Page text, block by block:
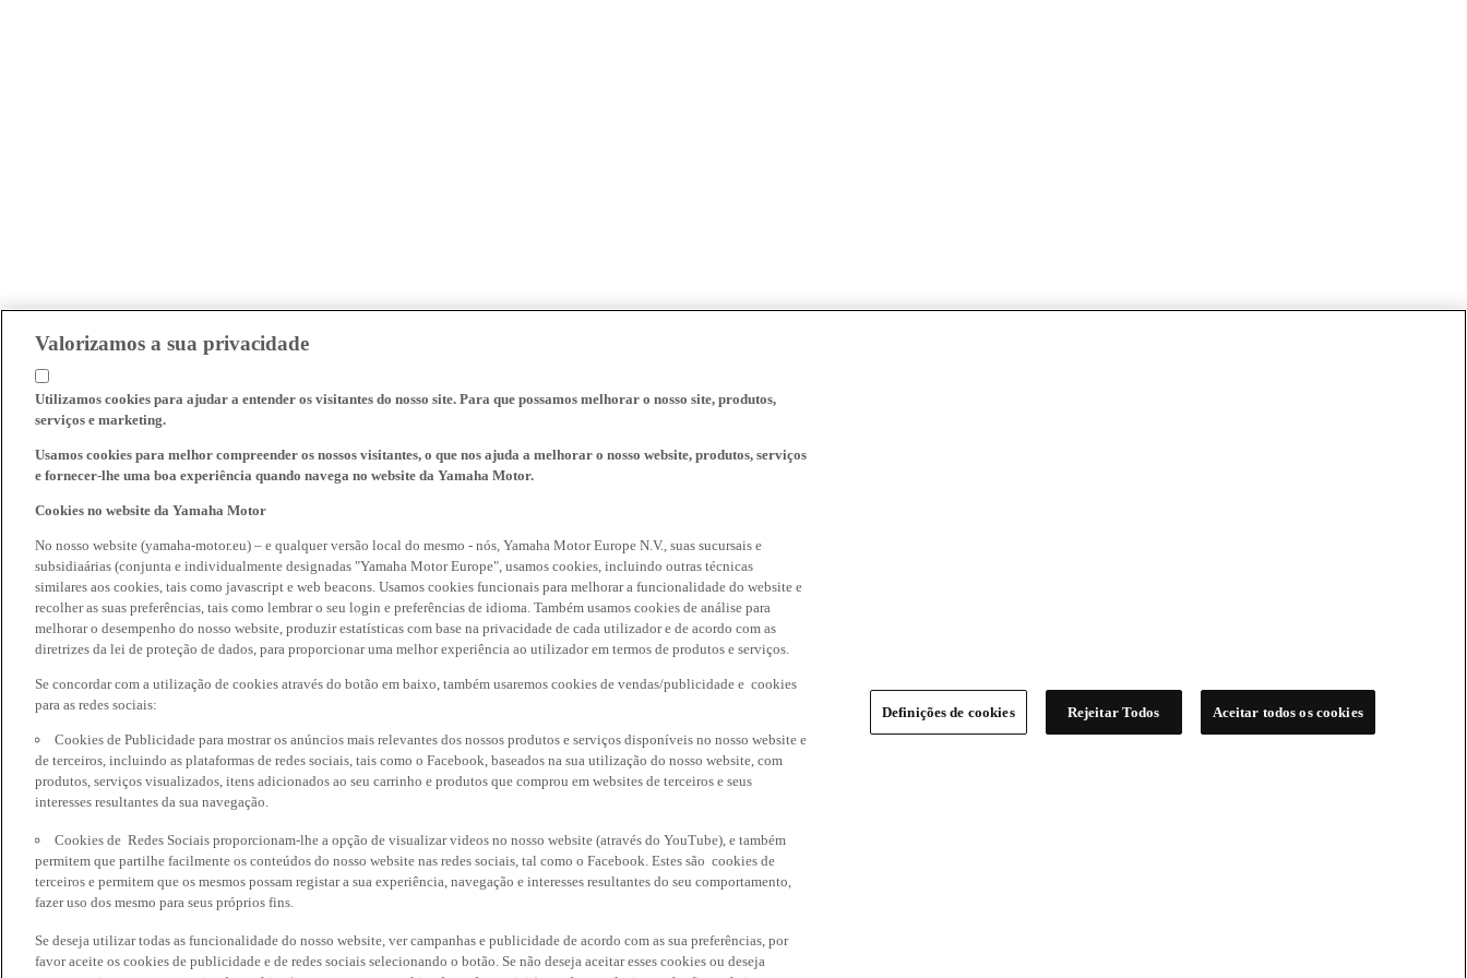
Valorizamos a sua privacidade
Utilizamos cookies para ajudar a entender os visitantes do nosso site. Para que possamos melhorar o nosso site, produtos,
serviços e marketing.
Usamos cookies para melhor compreender os nossos visitantes, o que nos ajuda a melhorar o nosso website, produtos, serviços
e fornecer-lhe uma boa experiência quando navega no website da Yamaha Motor.
Cookies no website da Yamaha Motor
No nosso website (yamaha-motor.eu) – e qualquer versão local do mesmo - nós, Yamaha Motor Europe N.V., suas sucursais e
subsidiaárias (conjunta e individualmente designadas "Yamaha Motor Europe", usamos cookies, incluindo outras técnicas
similares aos cookies, tais como javascript e web beacons. Usamos cookies funcionais para melhorar a funcionalidade do website e
recolher as suas preferências, tais como lembrar o seu login e preferências de idioma. Também usamos cookies de análise para
melhorar o desempenho do nosso website, produzir estatísticas com base na privacidade de cada utilizador e de acordo com as
diretrizes da lei de proteção de dados, para proporcionar uma melhor experiência ao utilizador em termos de produtos e serviços.
Se concordar com a utilização de cookies através do botão em baixo, também usaremos cookies de vendas/publicidade e cookies
para as redes sociais:
Cookies de Publicidade para mostrar os anúncios mais relevantes dos nossos produtos e serviços disponíveis no nosso website e
de terceiros, incluindo as plataformas de redes sociais, tais como o Facebook, baseados na sua utilização do nosso website, com
produtos, serviços visualizados, itens adicionados ao seu carrinho e produtos que comprou em websites de terceiros e seus
interesses resultantes da sua navegação.
Cookies de Redes Sociais proporcionam-lhe a opção de visualizar videos no nosso website (através do YouTube), e também
permitem que partilhe facilmente os conteúdos do nosso website nas redes sociais, tal como o Facebook. Estes são cookies de
terceiros e permitem que os mesmos possam registar a sua experiência, navegação e interesses resultantes do seu comportamento,
fazer uso dos mesmo para seus próprios fins.
Se deseja utilizar todas as funcionalidade do nosso website, ver campanhas e publicidade de acordo com as sua preferências, por
favor aceite os cookies de publicidade e de redes sociais selecionando o botão. Se não deseja aceitar esses cookies ou deseja
Definições de cookies Rejeitar Todos Aceitar todos os cookies